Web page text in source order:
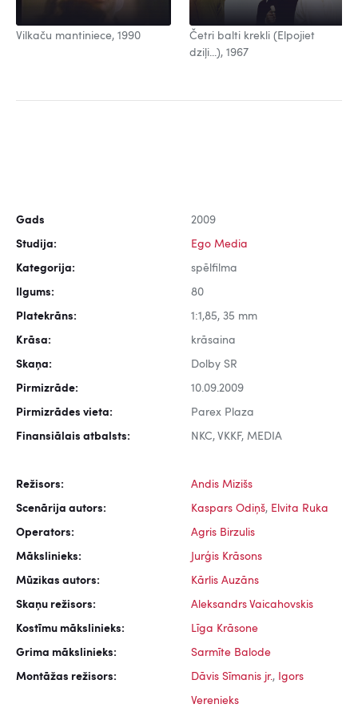
Vilkaču mantiniece, 1990
Četri balti krekli (Elpojiet
dziļi...), 1967
Gads 2009
Studija: Ego Media
Kategorija: spēlfilma
Ilgums: 80
Platekrāns: 1:1,85, 35 mm
Krāsa: krāsaina
Skaņa: Dolby SR
Pirmizrāde: 10.09.2009
Pirmizrādes vieta: Parex Plaza
Finansiālais atbalsts: NKC, VKKF, MEDIA
Režisors: Andis Mizišs
Scenārija autors: Kaspars Odiņš, Elvita Ruka
Operators: Agris Birzulis
Mākslinieks: Jurģis Krāsons
Mūzikas autors: Kārlis Auzāns
Skaņu režisors: Aleksandrs Vaicahovskis
Kostīmu mākslinieks: Līga Krāsone
Grima mākslinieks: Sarmīte Balode
Montāžas režisors: Dāvis Sīmanis jr., Igors
Verenieks